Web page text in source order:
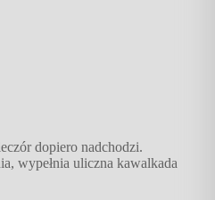
dopiero nadchodzi.
wypełnia uliczna kawalkada